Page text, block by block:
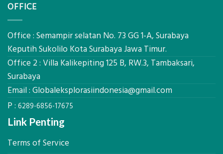
Ekplorasi.Menggunakan
Ukur
Presisi
Akurat
OFFICE
Office : Semampir selatan No. 73 GG 1-A, Surabaya
Keputih Sukolilo Kota Surabaya Jawa Timur.
Office 2 : Villa Kalikepiting 125 B, RW.3, Tambaksari,
Surabaya
Email : Globaleksplorasiindonesia@gmail.com
P : 6289-6856-17675
Link Penting
Terms of Service